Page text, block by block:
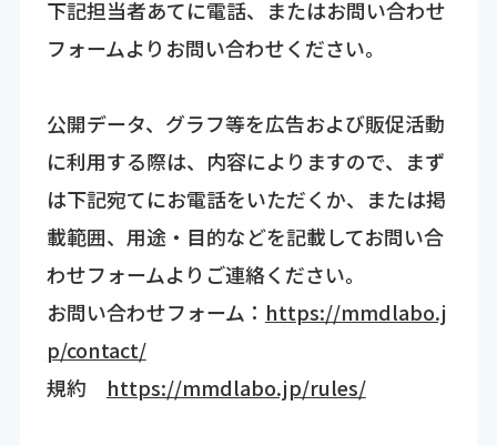
下記担当者あてに電話、またはお問い合わせ
フォームよりお問い合わせください。
公開データ、グラフ等を広告および販促活動
に利用する際は、内容によりますので、まず
は下記宛てにお電話をいただくか、または掲
載範囲、用途・目的などを記載してお問い合
わせフォームよりご連絡ください。
お問い合わせフォーム： https://mmdlabo.j
p/contact/
規約 https://mmdlabo.jp/rules/